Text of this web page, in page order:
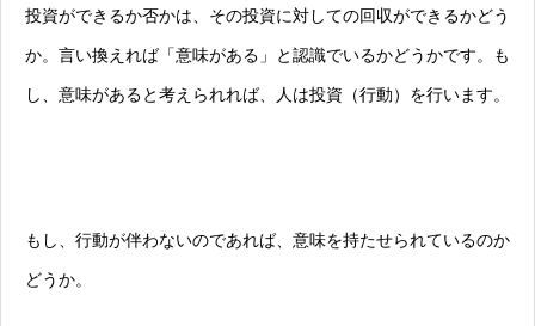
投資ができるか否かは、その投資に対しての回収ができるかどう
か。言い換えれば「意味がある」と認識でいるかどうかです。も
し、意味があると考えられれば、人は投資（行動）を行います。
もし、行動が伴わないのであれば、意味を持たせられているのか
どうか。